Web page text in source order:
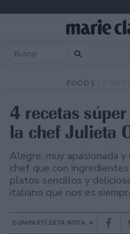
FOOD |
4 recetas
la chef Julieta
Alegre, muy apasionada
chef que con
platos sencillos y
italiano que nos es
COMPARTÍ ESTA NOTA